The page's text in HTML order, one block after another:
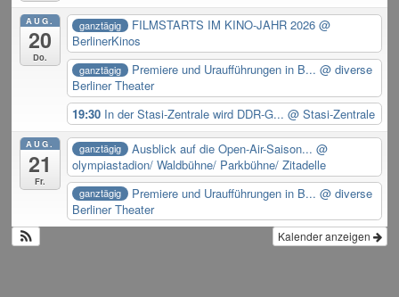
AUG.
20
Do.
ganztägig FILMSTARTS IM KINO-JAHR 2026 @
BerlinerKinos
ganztägig Premiere und Uraufführungen in B... @ diverse
Berliner Theater
19:30 In der Stasi-Zentrale wird DDR-G...@ Stasi-Zentrale
AUG.
21
Fr.
ganztägig Ausblick auf die Open-Air-Saison... @
olympiastadion/ Waldbühne/ Parkbühne/ Zitadelle
ganztägig Premiere und Uraufführungen in B... @ diverse
Berliner Theater
Kalender anzeigen